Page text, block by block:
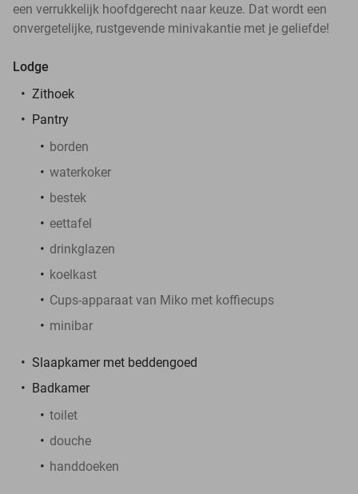
een verrukkelijk hoofdgerecht naar keuze. Dat wordt een
onvergetelijke, rustgevende minivakantie met je geliefde!
Lodge
Zithoek
Pantry
borden
waterkoker
bestek
eettafel
drinkglazen
koelkast
Cups-apparaat van Miko met koffiecups
minibar
Slaapkamer met beddengoed
Badkamer
toilet
douche
handdoeken